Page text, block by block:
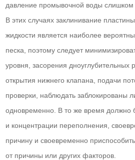
давление промывочной воды слишком
В этих случаях заклинивание
жидкости является наиболее
песка, поэтому следует
уровня, засорения дноуглубительных
открытия нижнего клапана, подачи
проверки, наблюдать заблокированы
одновременно. В то же время должно
и концентрации переполнения,
причину и своевременно
от причины или других факторов.